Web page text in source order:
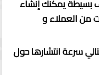
بسيطة يمكنك إنشاء
من العملاء و
سرعة انتشارها حول